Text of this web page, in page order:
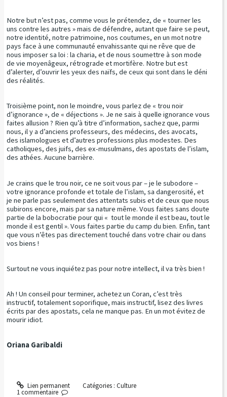
Notre but n’est pas, comme vous le prétendez, de « tourner les
uns contre les autres » mais de défendre, autant que faire se peut,
notre identité, notre patrimoine, nos coutumes, en un mot notre
pays face à une communauté envahissante qui ne rêve que de
nous imposer sa loi : la charia, et de nous soumettre à son mode
de vie moyenâgeux, rétrograde et mortifère. Notre but est
d’alerter, d’ouvrir les yeux des naïfs, de ceux qui sont dans le déni
des réalités.
Troisième point, non le moindre, vous parlez de « trou noir
d’ignorance », de « déjections ». Je ne sais à quelle ignorance vous
faites allusion ? Rien qu’à titre d’information, sachez que, parmi
nous, il y a d’anciens professeurs, des médecins, des avocats,
des islamologues et d’autres professions plus modestes. Des
catholiques, des juifs, des ex-musulmans, des apostats de l’islam,
des athées. Aucune barrière.
Je crains que le trou noir, ce ne soit vous par – je le subodore –
votre ignorance profonde et totale de l’islam, sa dangerosité, et
je ne parle pas seulement des attentats subis et de ceux que nous
subirons encore, mais par sa nature même. Vous faites sans doute
partie de la bobocratie pour qui « tout le monde il est beau, tout le
monde il est gentil ». Vous faites partie du camp du bien. Enfin, tant
que vous n’êtes pas directement touché dans votre chair ou dans
vos biens !
Surtout ne vous inquiétez pas pour notre intellect, il va très bien !
Ah ! Un conseil pour terminer, achetez un Coran, c’est très
instructif, totalement soporifique, mais instructif, lisez des livres
écrits par des apostats, cela ne manque pas. En un mot évitez de
mourir idiot.
Oriana Garibaldi
Lien permanent Catégories : Culture
1 commentaire